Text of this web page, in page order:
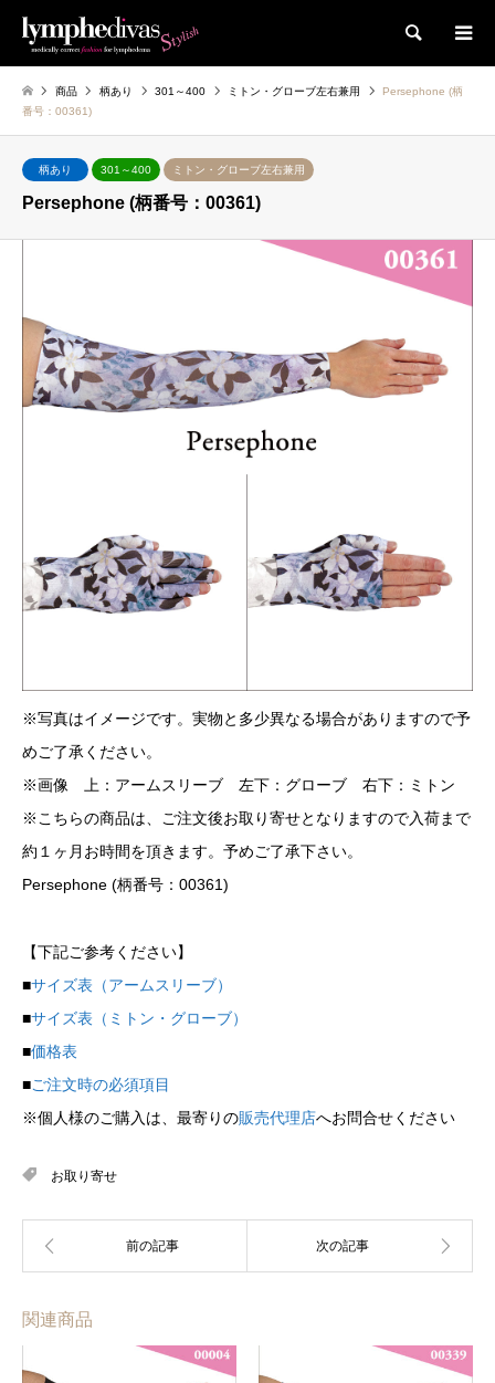
検索
商品 柄あり 301～400 ミトン・グローブ左右兼用
Persephone (柄
番号：00361)
柄あり 301～400 ミトン・グローブ左右兼用
Persephone (柄番号：00361)
※写真はイメージです。実物と多少異なる場合がありますので予
めご了承ください。
※画像 上：アームスリーブ 左下：グローブ 右下：ミトン
※こちらの商品は、ご注文後お取り寄せとなりますので入荷まで
約１ヶ月お時間を頂きます。予めご了承下さい。
Persephone (柄番号：00361)
【下記ご参考ください】
■サイズ表（アームスリーブ）
■サイズ表（ミトン・グローブ）
■価格表
■ご注文時の必須項目
※個人様のご購入は、最寄りの販売代理店へお問合せください
お取り寄せ
関連商品